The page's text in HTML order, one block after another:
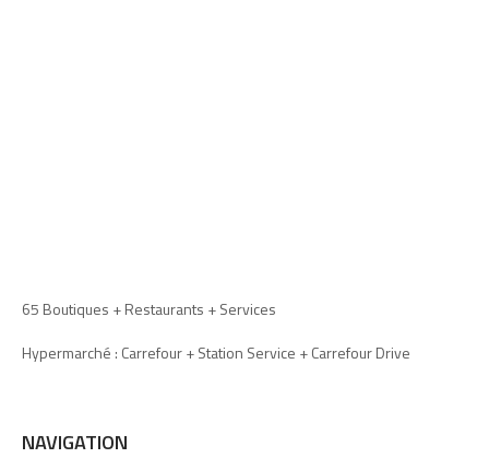
65 Boutiques + Restaurants + Services
Hypermarché : Carrefour + Station Service + Carrefour Drive
NAVIGATION